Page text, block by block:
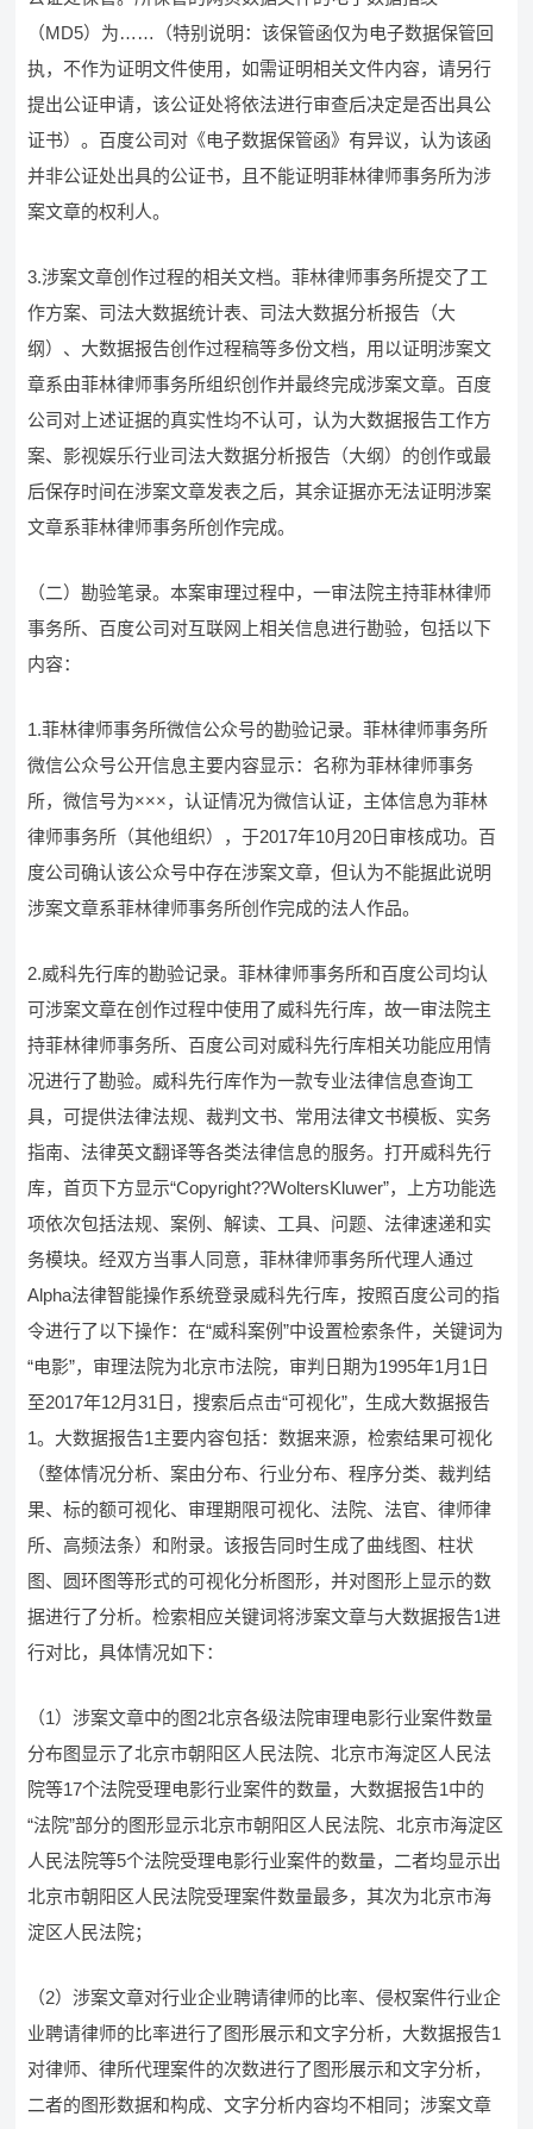
（MD5）为……（特别说明：该保管函仅为电子数据保管回
执，不作为证明文件使用，如需证明相关文件内容，请另行
提出公证申请，该公证处将依法进行审查后决定是否出具公
证书）。百度公司对《电子数据保管函》有异议，认为该函
并非公证处出具的公证书，且不能证明菲林律师事务所为涉
案文章的权利人。
3.涉案文章创作过程的相关文档。菲林律师事务所提交了工
作方案、司法大数据统计表、司法大数据分析报告（大
纲）、大数据报告创作过程稿等多份文档，用以证明涉案文
章系由菲林律师事务所组织创作并最终完成涉案文章。百度
公司对上述证据的真实性均不认可，认为大数据报告工作方
案、影视娱乐行业司法大数据分析报告（大纲）的创作或最
后保存时间在涉案文章发表之后，其余证据亦无法证明涉案
文章系菲林律师事务所创作完成。
（二）勘验笔录。本案审理过程中，一审法院主持菲林律师
事务所、百度公司对互联网上相关信息进行勘验，包括以下
内容：
1.菲林律师事务所微信公众号的勘验记录。菲林律师事务所
微信公众号公开信息主要内容显示：名称为菲林律师事务
所，微信号为×××，认证情况为微信认证，主体信息为菲林
律师事务所（其他组织），于2017年10月20日审核成功。百
度公司确认该公众号中存在涉案文章，但认为不能据此说明
涉案文章系菲林律师事务所创作完成的法人作品。
2.威科先行库的勘验记录。菲林律师事务所和百度公司均认
可涉案文章在创作过程中使用了威科先行库，故一审法院主
持菲林律师事务所、百度公司对威科先行库相关功能应用情
况进行了勘验。威科先行库作为一款专业法律信息查询工
具，可提供法律法规、裁判文书、常用法律文书模板、实务
指南、法律英文翻译等各类法律信息的服务。打开威科先行
库，首页下方显示“Copyright??WoltersKluwer”，上方功能选
项依次包括法规、案例、解读、工具、问题、法律速递和实
务模块。经双方当事人同意，菲林律师事务所代理人通过
Alpha法律智能操作系统登录威科先行库，按照百度公司的指
令进行了以下操作：在“威科案例”中设置检索条件，关键词为
“电影”，审理法院为北京市法院，审判日期为1995年1月1日
至2017年12月31日，搜索后点击“可视化”，生成大数据报告
1。大数据报告1主要内容包括：数据来源，检索结果可视化
（整体情况分析、案由分布、行业分布、程序分类、裁判结
果、标的额可视化、审理期限可视化、法院、法官、律师律
所、高频法条）和附录。该报告同时生成了曲线图、柱状
图、圆环图等形式的可视化分析图形，并对图形上显示的数
据进行了分析。检索相应关键词将涉案文章与大数据报告1进
行对比，具体情况如下：
（1）涉案文章中的图2北京各级法院审理电影行业案件数量
分布图显示了北京市朝阳区人民法院、北京市海淀区人民法
院等17个法院受理电影行业案件的数量，大数据报告1中的
“法院”部分的图形显示北京市朝阳区人民法院、北京市海淀区
人民法院等5个法院受理电影行业案件的数量，二者均显示出
北京市朝阳区人民法院受理案件数量最多，其次为北京市海
淀区人民法院；
（2）涉案文章对行业企业聘请律师的比率、侵权案件行业企
业聘请律师的比率进行了图形展示和文字分析，大数据报告1
对律师、律所代理案件的次数进行了图形展示和文字分析，
二者的图形数据和构成、文字分析内容均不相同；涉案文章